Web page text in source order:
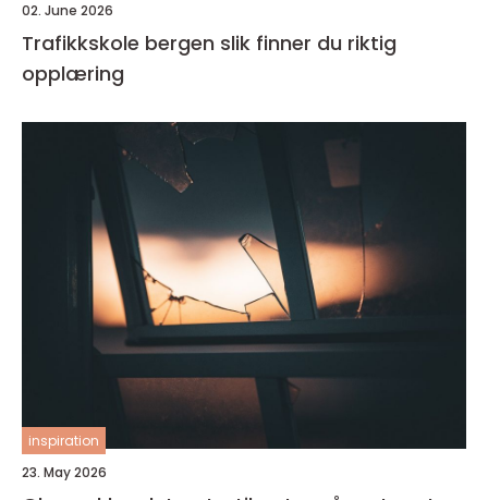
02. June 2026
Trafikkskole bergen slik finner du riktig
opplæring
inspiration
23. May 2026